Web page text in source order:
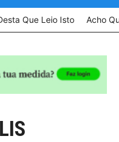
Que Leio Isto Acho